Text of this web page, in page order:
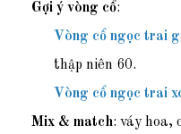
Gợi ý vòng cổ:
Vòng cổ ngọc trai
thập niên 60.
Vòng cổ ngọc trai
Mix & match: váy hoa,